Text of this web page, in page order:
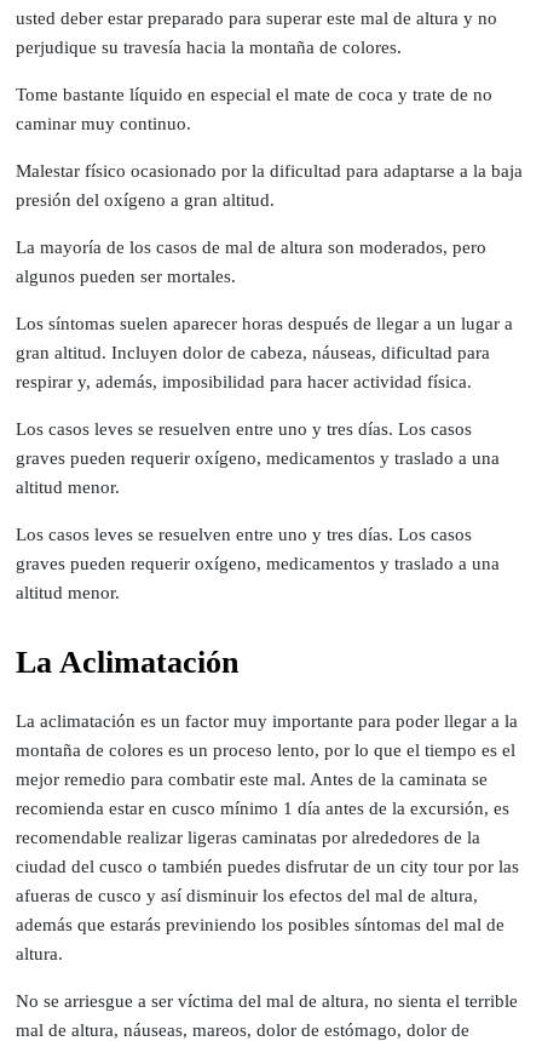
usted deber estar preparado para superar este mal de altura y no
perjudique su travesía hacia la montaña de colores.
Tome bastante líquido en especial el mate de coca y trate de no
caminar muy continuo.
Malestar físico ocasionado por la dificultad para adaptarse a la baja
presión del oxígeno a gran altitud.
La mayoría de los casos de mal de altura son moderados, pero
algunos pueden ser mortales.
Los síntomas suelen aparecer horas después de llegar a un lugar a
gran altitud. Incluyen dolor de cabeza, náuseas, dificultad para
respirar y, además, imposibilidad para hacer actividad física.
Los casos leves se resuelven entre uno y tres días. Los casos
graves pueden requerir oxígeno, medicamentos y traslado a una
altitud menor.
Los casos leves se resuelven entre uno y tres días. Los casos
graves pueden requerir oxígeno, medicamentos y traslado a una
altitud menor.
La Aclimatación
La aclimatación es un factor muy importante para poder llegar a la
montaña de colores es un proceso lento, por lo que el tiempo es el
mejor remedio para combatir este mal. Antes de la caminata se
recomienda estar en cusco mínimo 1 día antes de la excursión, es
recomendable realizar ligeras caminatas por alrededores de la
ciudad del cusco o también puedes disfrutar de un city tour por las
afueras de cusco y así disminuir los efectos del mal de altura,
además que estarás previniendo los posibles síntomas del mal de
altura.
No se arriesgue a ser víctima del mal de altura, no sienta el terrible
mal de altura, náuseas, mareos, dolor de estómago, dolor de